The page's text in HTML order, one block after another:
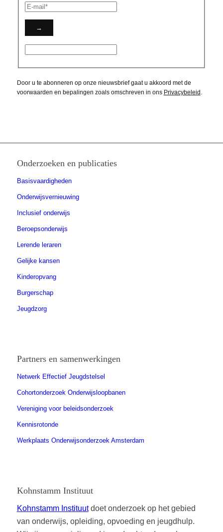
Door u te abonneren op onze nieuwsbrief gaat u akkoord met de
voorwaarden en bepalingen zoals omschreven in ons Privacybeleid .
Onderzoeken en publicaties
Basisvaardigheden
Onderwijsvernieuwing
Inclusief onderwijs
Beroepsonderwijs
Lerende leraren
Gelijke kansen
Kinderopvang
Burgerschap
Jeugdzorg
Partners en samenwerkingen
Netwerk Effectief Jeugdstelsel
Cohortonderzoek Onderwijsloopbanen
Vereniging voor beleidsonderzoek
Kennisrotonde
Werkplaats Onderwijsonderzoek Amsterdam
Kohnstamm Instituut
Kohnstamm Instituutdoet onderzoek op het gebied
van onderwijs, opleiding, opvoeding en jeugdhulp.